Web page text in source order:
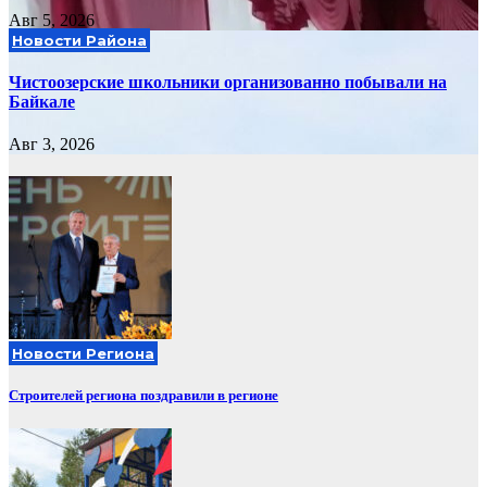
Авг 5, 2026
Новости Района
Чистоозерские школьники организованно побывали на
Байкале
Авг 3, 2026
Новости Региона
Строителей региона поздравили в регионе